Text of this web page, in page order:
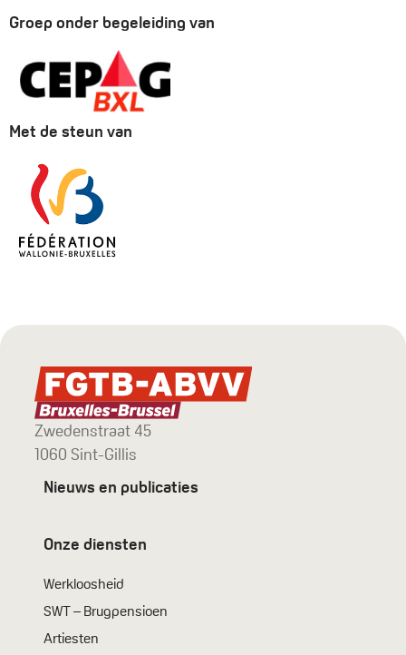
Groep onder begeleiding van
Met de steun van
Zwedenstraat 45
1060 Sint-Gillis
Nieuws en publicaties
Onze diensten
Werkloosheid
SWT – Brugpensioen
Artiesten